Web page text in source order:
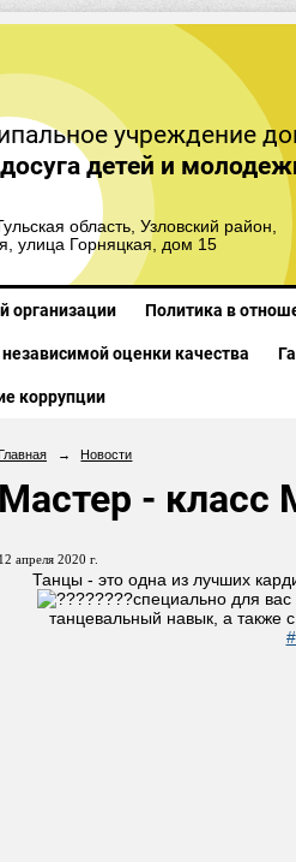
учреждение
детей и
область, Узловский район,
улица Горняцкая, дом 15
организации Политика в
оценки качества
коррупции
Главная → Новости
Мастер -
12 апреля 2020 г.
Танцы - это одна из лучших
специально для
танцевальный навык, а также